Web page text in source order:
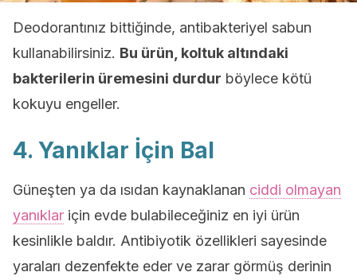
Deodorantınız bittiğinde, antibakteriyel sabun
kullanabilirsiniz. Bu ürün, koltuk altındaki
bakterilerin üremesini durdur böylece kötü
kokuyu engeller.
4. Yanıklar İçin Bal
Güneşten ya da ısıdan kaynaklanan ciddi olmayan
yanıklar için evde bulabileceğiniz en iyi ürün
kesinlikle baldır. Antibiyotik özellikleri sayesinde
yaraları dezenfekte eder ve zarar görmüş derinin